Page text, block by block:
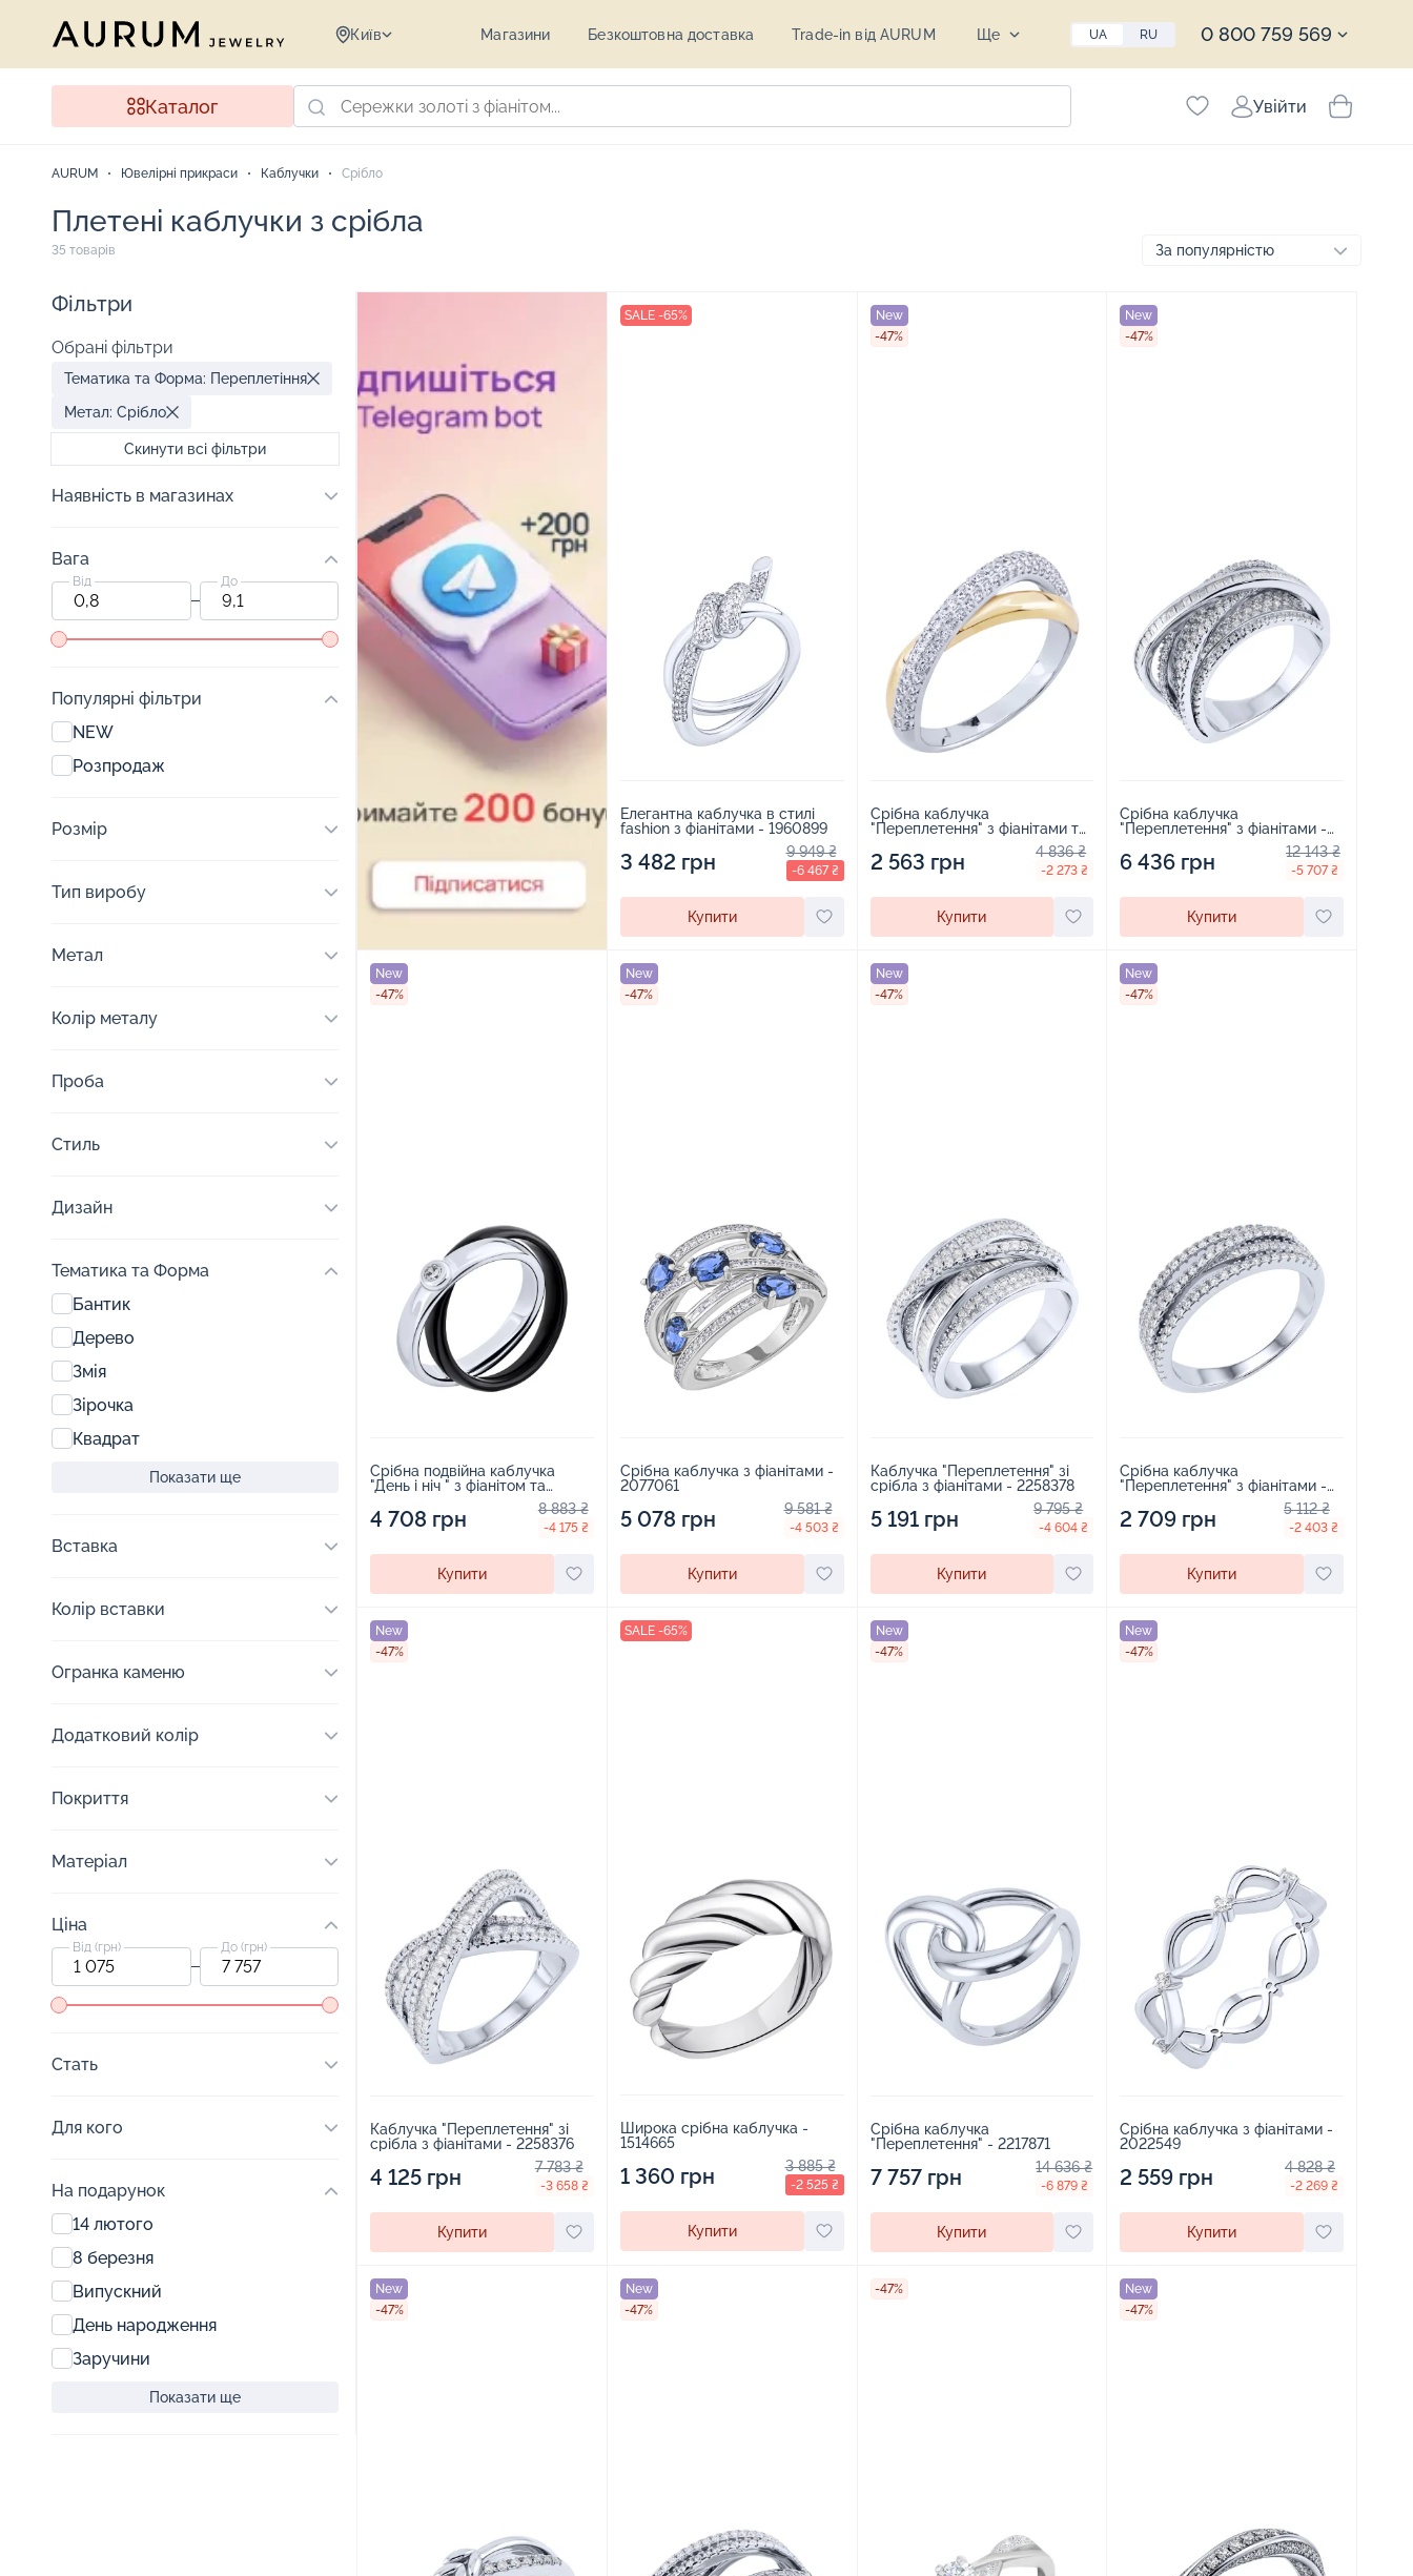
Київ Магазини Безкоштовна доставка Trade-in від AURUM Ще UA RU 0 800 759 569
Каталог Увійти
AURUM Ювелірні прикраси Каблучки Срібло
Плетені каблучки з срібла
35 товарів
Фільтри
Обрані фільтри
Тематика та Форма: Переплетіння
Метал: Срібло
Скинути всі фільтри
Наявність в магазинах
Вага
Від До
Популярні фільтри
NEW
Розпродаж
Розмір
Тип виробу
Метал
Колір металу
Проба
Стиль
Дизайн
Тематика та Форма
Бантик
Дерево
Змія
Зірочка
Квадрат
Показати ще
Вставка
Колір вставки
Огранка каменю
Додатковий колір
Покриття
Матеріал
Ціна
Від (грн) До (грн)
Стать
Для кого
На подарунок
14 лютого
8 березня
Випускний
День народження
Заручини
Показати ще
SALE -65%
Елегантна каблучка в стилі
fashion з фіанітами - 1960899
3 482 грн 9 949 ₴
-6 467 ₴
Купити
New
-47%
Срібна каблучка
"Переплетення" з фіанітами та
2090939
2 563 грн 4 836 ₴
-2 273 ₴
Купити
New
-47%
Срібна каблучка
"Переплетення" з фіанітами -
6 436 грн 12 143 ₴
-5 707 ₴
Купити
New
-47%
Срібна подвійна каблучка
"День і ніч " з фіанітом та
4 708 грн 8 883 ₴
-4 175 ₴
Купити
New
-47%
Срібна каблучка з фіанітами -
2077061
5 078 грн 9 581 ₴
-4 503 ₴
Купити
New
-47%
Каблучка "Переплетення" зі
срібла з фіанітами - 2258378
5 191 грн 9 795 ₴
-4 604 ₴
Купити
New
-47%
Срібна каблучка
"Переплетення" з фіанітами -
2 709 грн 5 112 ₴
-2 403 ₴
Купити
New
-47%
Каблучка "Переплетення" зі
срібла з фіанітами - 2258376
4 125 грн 7 783 ₴
-3 658 ₴
Купити
SALE -65%
Широка срібна каблучка -
1514665
1 360 грн 3 885 ₴
-2 525 ₴
Купити
New
-47%
Срібна каблучка
"Переплетення" - 2217871
7 757 грн 14 636 ₴
-6 879 ₴
Купити
New
-47%
Срібна каблучка з фіанітами -
2022549
2 559 грн 4 828 ₴
-2 269 ₴
Купити
New
-47%
New
-47%
-47%
New
-47%